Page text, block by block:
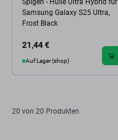
Spigen - Hülle Ultra Hybrid für
Samsung Galaxy S25 Ultra,
Frost Black
21,44 €
Auf Lager (shop)
20 von 20 Produkten